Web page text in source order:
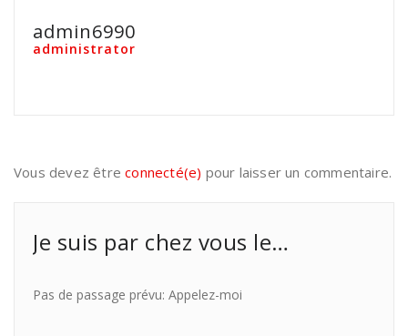
admin6990
administrator
Vous devez êtreconnecté(e) pour laisser un commentaire.
Je suis par chez vous le…
Pas de passage prévu: Appelez-moi